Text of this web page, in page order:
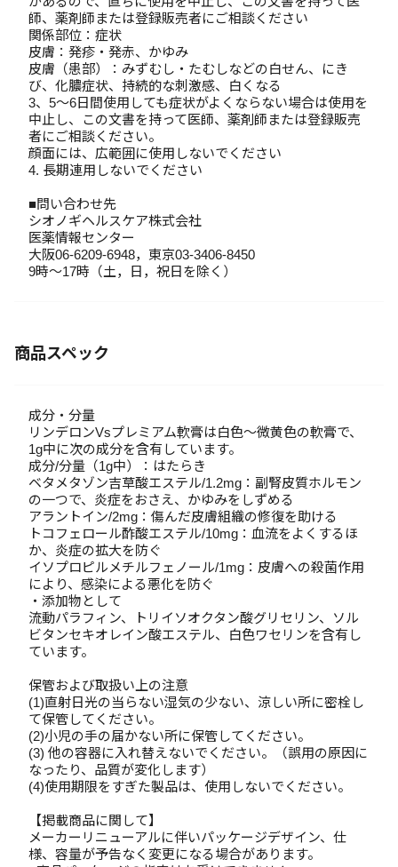
師、薬剤師または登録販売者にご相談ください
関係部位：症状
皮膚：発疹・発赤、かゆみ
皮膚（患部）：みずむし・たむしなどの白せん、にき
び、化膿症状、持続的な刺激感、白くなる
3、5～6日間使用しても症状がよくならない場合は使用を
中止し、この文書を持って医師、薬剤師または登録販売
者にご相談ください。
顔面には、広範囲に使用しないでください
4. 長期連用しないでください
■問い合わせ先
シオノギヘルスケア株式会社
医薬情報センター
大阪06-6209-6948，東京03-3406-8450
9時～17時（土，日，祝日を除く）
商品スペック
成分・分量
リンデロンVsプレミアム軟膏は白色～微黄色の軟膏で、
1g中に次の成分を含有しています。
成分/分量（1g中）：はたらき
ベタメタゾン吉草酸エステル/1.2mg：副腎皮質ホルモン
の一つで、炎症をおさえ、かゆみをしずめる
アラントイン/2mg：傷んだ皮膚組織の修復を助ける
トコフェロール酢酸エステル/10mg：血流をよくするほ
か、炎症の拡大を防ぐ
イソプロピルメチルフェノール/1mg：皮膚への殺菌作用
により、感染による悪化を防ぐ
・添加物として
流動パラフィン、トリイソオクタン酸グリセリン、ソル
ビタンセキオレイン酸エステル、白色ワセリンを含有し
ています。
保管および取扱い上の注意
(1)直射日光の当らない湿気の少ない、涼しい所に密栓し
て保管してください。
(2)小児の手の届かない所に保管してください。
(3) 他の容器に入れ替えないでください。（誤用の原因に
なったり、品質が変化します）
(4)使用期限をすぎた製品は、使用しないでください。
【掲載商品に関して】
メーカーリニューアルに伴いパッケージデザイン、仕
様、容量が予告なく変更になる場合があります。